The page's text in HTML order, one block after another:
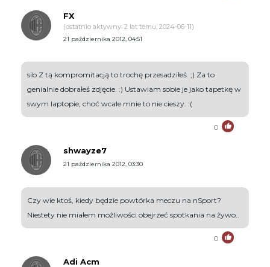
FX
(ostatnio aktywny: 2 lat temu, 2024-06-11)
21 października 2012, 04:51
sib Z tą kompromitacją to trochę przesadziłeś. ;) Za to
genialnie dobrałeś zdjęcie. :) Ustawiam sobie je jako tapetkę w
swym laptopie, choć wcale mnie to nie cieszy. :(
0
shwayze7
21 października 2012, 03:30
Czy wie ktoś, kiedy będzie powtórka meczu na nSport?
Niestety nie miałem możliwości obejrzeć spotkania na żywo..
0
Adi Acm